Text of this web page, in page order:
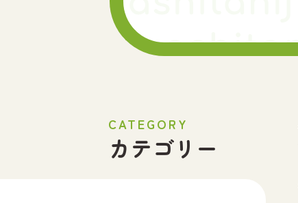
CATEGORY
カテゴリー